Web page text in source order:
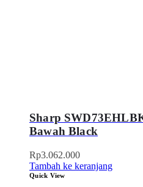
Sharp
Bawah Black
Rp3.062.000
Tambah ke keranjang
Quick View